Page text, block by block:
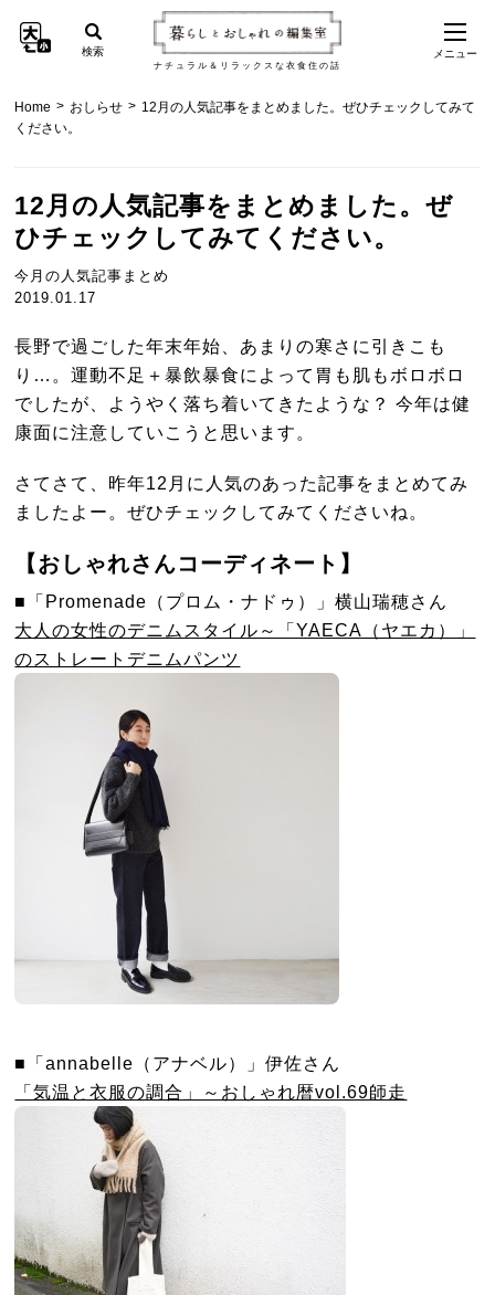
ナチュラル＆リラックスな衣食住の話
検索 メニュー
Home > おしらせ > 12月の人気記事をまとめました。ぜひチェックしてみて
ください。
12月の人気記事をまとめました。ぜ
ひチェックしてみてください。
今月の人気記事まとめ
2019.01.17
長野で過ごした年末年始、あまりの寒さに引きこも
り…。運動不足＋暴飲暴食によって胃も肌もボロボロ
でしたが、ようやく落ち着いてきたような？ 今年は健
康面に注意していこうと思います。
さてさて、昨年12月に人気のあった記事をまとめてみ
ましたよー。ぜひチェックしてみてくださいね。
【おしゃれさんコーディネート】
■「Promenade（プロム・ナドゥ）」横山瑞穂さん
大人の女性のデニムスタイル～「YAECA（ヤエカ）」
のストレートデニムパンツ
■「annabelle（アナベル）」伊佐さん
「気温と衣服の調合」～おしゃれ暦vol.69師走